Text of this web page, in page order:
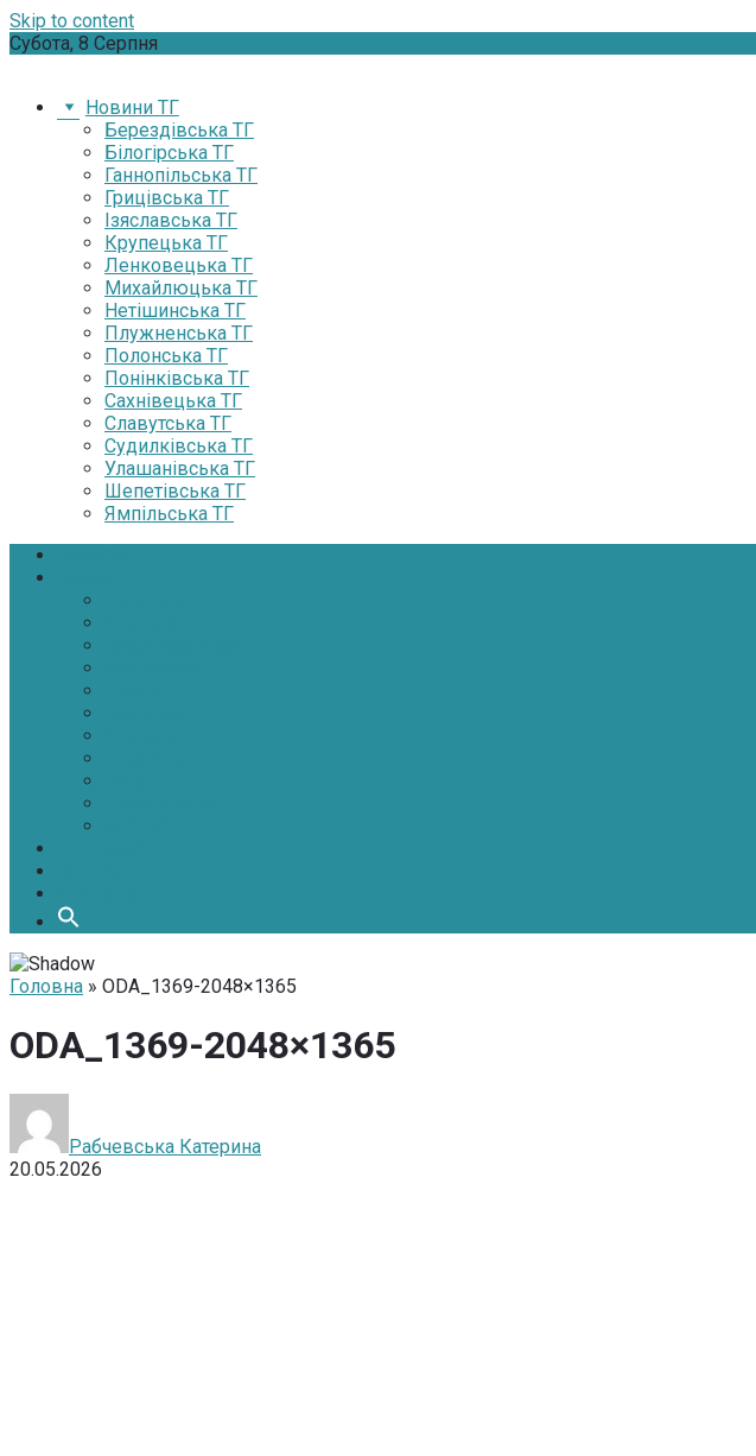
Skip to content
Субота, 8 Серпня
Новини ТГ
Берездівська ТГ
Білогірська ТГ
Ганнопільська ТГ
Грицівська ТГ
Ізяславська ТГ
Крупецька ТГ
Ленковецька ТГ
Михайлюцька ТГ
Нетішинська ТГ
Плужненська ТГ
Полонська ТГ
Понінківська ТГ
Сахнівецька ТГ
Славутська ТГ
Судилківська ТГ
Улашанівська ТГ
Шепетівська ТГ
Ямпільська ТГ
Головна » ODA_1369-2048×1365
ODA_1369-2048×1365
Рабчевська Катерина
20.05.2026